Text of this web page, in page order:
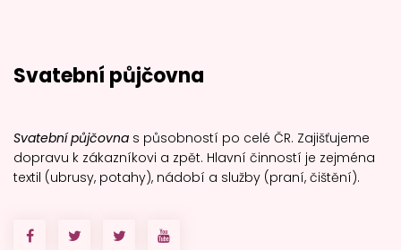
Svatební půjčovna
Svatební půjčovna s působností po celé ČR. Zajišťujeme
dopravu k zákazníkovi a zpět. Hlavní činností je zejména
textil (ubrusy, potahy), nádobí a služby (praní, čištění).